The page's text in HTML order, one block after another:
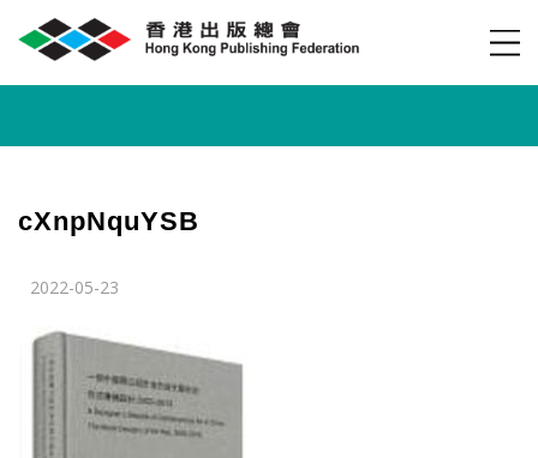
cXnpNquYSB
2022-05-23